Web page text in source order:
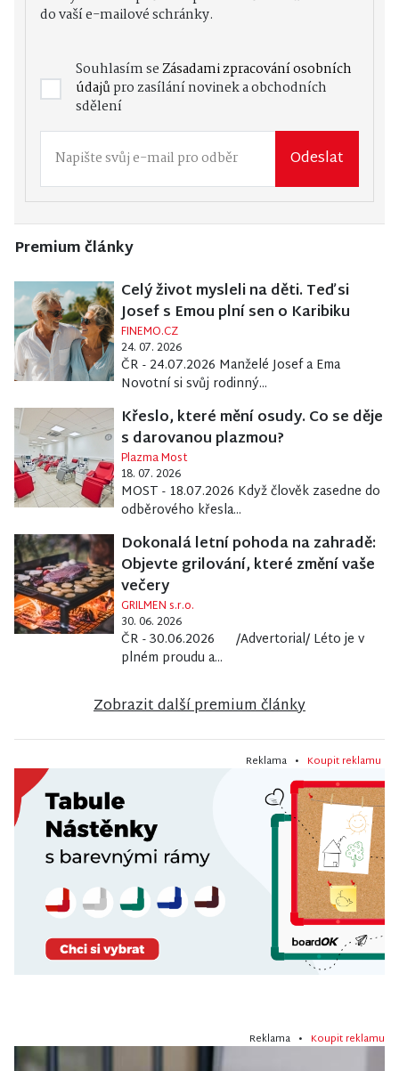
do vaší e-mailové schránky.
Souhlasím seZásadami zpracování osobních
údajůpro zasílání novinek a obchodních
sdělení
Odeslat
Premium články
Celý život mysleli na děti. Teď si
Josef s Emou plní sen o Karibiku
FINEMO.CZ
24. 07. 2026
ČR - 24.07.2026 Manželé Josef a Ema
Novotní si svůj rodinný...
Křeslo, které mění osudy. Co se děje
s darovanou plazmou?
Plazma Most
18. 07. 2026
MOST - 18.07.2026 Když člověk zasedne do
odběrového křesla...
Dokonalá letní pohoda na zahradě:
Objevte grilování, které změní vaše
večery
GRILMEN s.r.o.
30. 06. 2026
ČR - 30.06.2026 /Advertorial/ Léto je v
plném proudu a...
Zobrazit další premium články
Reklama • Koupit reklamu
Reklama • Koupit reklamu